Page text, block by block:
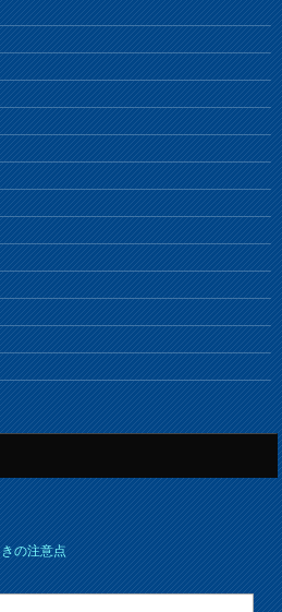
の注意点